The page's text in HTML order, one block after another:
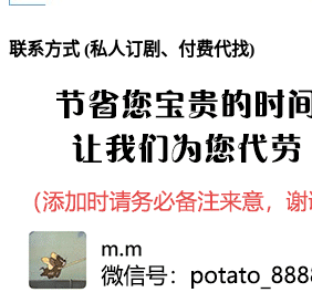
联系方式 (私人订剧、付费代找)